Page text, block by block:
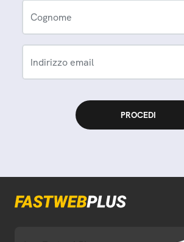
Cognome
Indirizzo email